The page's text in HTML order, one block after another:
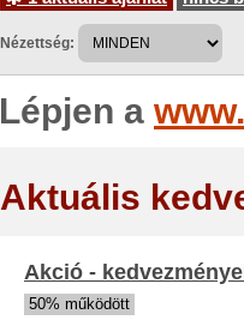
Nézettség:
Lépjen a
Aktuális
Akció -
50% működött